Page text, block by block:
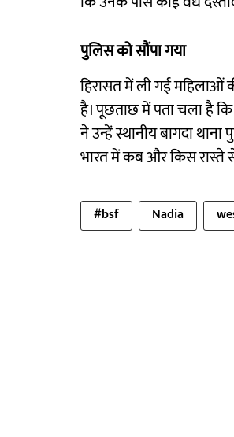
पुलिस को सौंपा गया
हिरासत में ली गई महिलाओं
है। पूछताछ में पता चला है कि
ने उन्हें स्थानीय बागदा
भारत में कब और किस रास्ते
#bsf Nadia